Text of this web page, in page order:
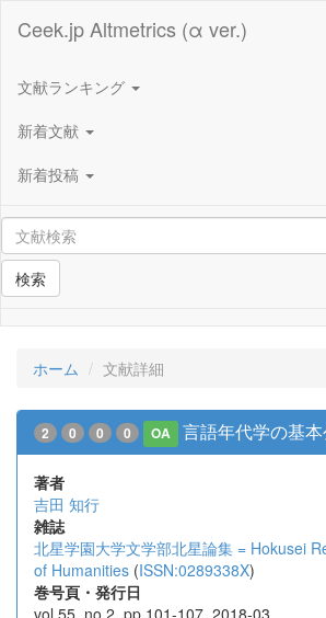
Ceek.jp Altmetrics (α ver.)
文献ランキング
新着文献
新着投稿
検索
ホーム 文献詳細
2 0 0 0 OA 言語年代学の基
著者
吉田 知行
雑誌
北星学園大学文学部北星論集 = Hokusei
of Humanities (ISSN:0289338X)
巻号頁・発行日
vol.55, no.2, pp.101-107, 2018-03